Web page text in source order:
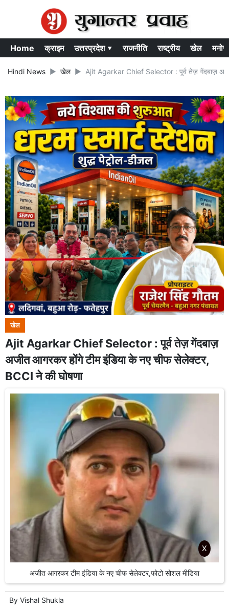
Home क्राइम उत्तरप्रदेश ▾ राजनीति राष्ट्रीय खेल
Hindi News खेल Ajit Agarkar Chief Selector : पूर्व तेज़ गेंदबाज़
खेल
Ajit Agarkar Chief Selector : पूर्व तेज़ गेंदबाज़
अजीत आगरकर होंगे टीम इंडिया के नए चीफ सेलेक्टर,
BCCI ने की घोषणा
अजीत आगरकर टीम इंडिया के नए चीफ सेलेक्टर,फोटो सोशल मीडिया
By Vishal Shukla
X